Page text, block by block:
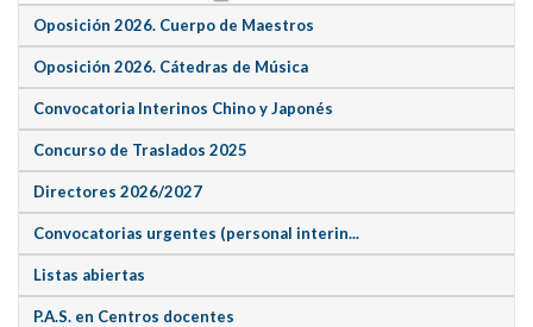
Oposición 2026. Cuerpo de Maestros
Oposición 2026. Cátedras de Música
Convocatoria Interinos Chino y Japonés
Concurso de Traslados 2025
Directores 2026/2027
Convocatorias urgentes (personal interin...
Listas abiertas
P.A.S. en Centros docentes